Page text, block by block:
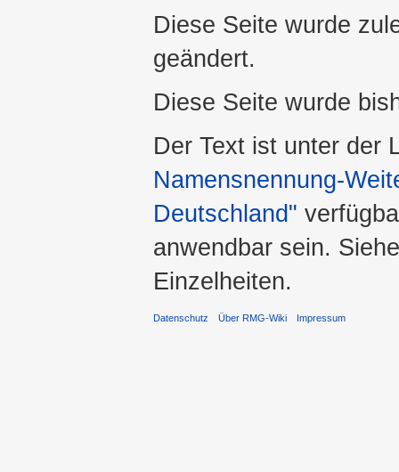
Diese Seite wurde
geändert.
Diese Seite wurde
Der Text ist unter der
Namensnennung-
Deutschland"
anwendbar sein.
Einzelheiten.
Datenschutz Über RMG-Wiki Impressum